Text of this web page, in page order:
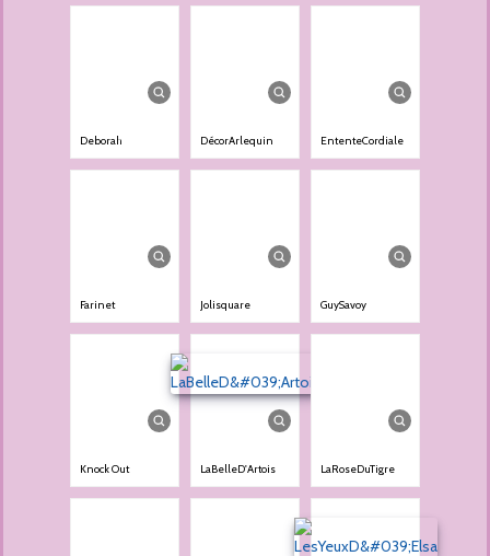
Deborah DécorArlequin EntenteCordiale
Farinet Jolisquare GuySavoy
Knock Out LaBelleD'Artois LaRoseDuTigre